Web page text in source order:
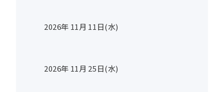
2026年 11月 11日(水)
2026年 11月 25日(水)